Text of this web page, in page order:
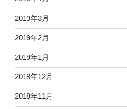
2019年3月
2019年2月
2019年1月
2018年12月
2018年11月